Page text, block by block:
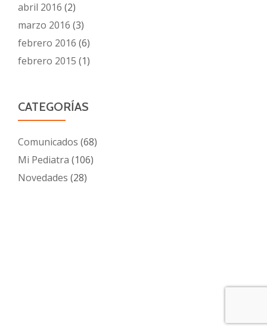
abril 2016 (2)
marzo 2016 (3)
febrero 2016 (6)
febrero 2015 (1)
CATEGORÍAS
Comunicados (68)
Mi Pediatra (106)
Novedades (28)